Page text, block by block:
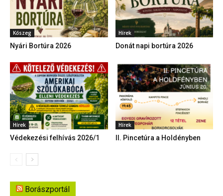
Kőszeg
Nyári Bortúra 2026
Hírek
Donát napi bortúra 2026
Hírek
Védekezési felhívás 2026/1
Hírek
II. Pincetúra a Holdényben
Borászportál